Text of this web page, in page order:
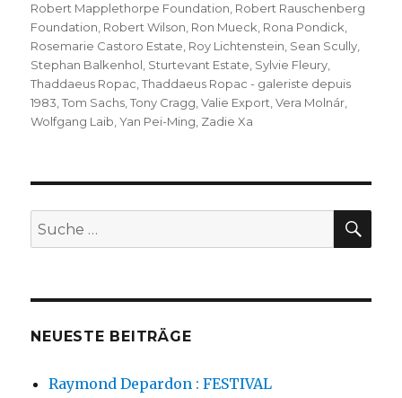
Robert Mapplethorpe Foundation Robert Rauschenberg
Foundation Robert Wilson Ron Mueck Rona Pondick
Rosemarie Castoro Estate Roy Lichtenstein Sean Scully
Stephan Balkenhol Sturtevant Estate Sylvie Fleury
Thaddaeus Ropac ,Thaddaeus Ropac - galeriste depuis
1983 ,Tom Sachs ,Tony Cragg ,Valie Export ,Vera Molnár
Wolfgang Laib ,Yan Pei-Ming Zadie Xa
Suche
nach:
NEUESTE BEITRÄGE
Raymond Depardon : FESTIVAL